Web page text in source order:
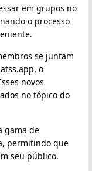
em grupos no
o processo
se juntam
o
novos
no tópico do
gama de
permitindo que
seu público.